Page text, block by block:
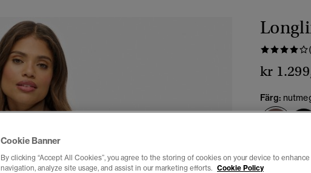
kr
Färg:
vald
Välj Storlek:
Cookie Banner
By clicking “Accept All Cookies”, you agree to the storing of cookies on your device to
navigation, analyze site usage, and assist in our marketing efforts. Cookie Policy